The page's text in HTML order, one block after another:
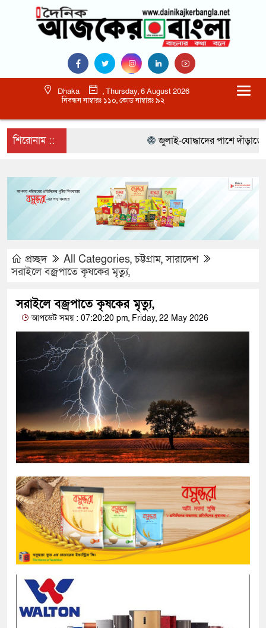
Dhaka
, Thursday, 6 August 2026
নিবন্ধন নাম্বারঃ ১১০, কোড নাম্বারঃ ৯২
শিরোনাম :: জুলাই-যোদ্ধাদের পাশে দাঁড়াতে
প্রচ্ছদ All Categories,চট্টগ্রাম,সারাদেশ
সরাইলে বজ্রপাতে কৃষকের মৃত্যু,
সরাইলে বজ্রপাতে কৃষকের মৃত্যু,
আপডেট সময় : 07:20:20 pm, Friday, 22 May 2026